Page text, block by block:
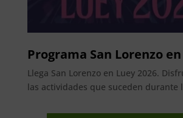
Programa San Lorenzo
Llega San Lorenzo en Luey 2026.
las actividades que suceden durante